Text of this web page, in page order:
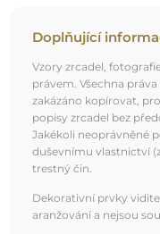
Doplňující
Vzory zrcadel,
právem. Všechna
zakázáno kopírovat,
popisy zrcadel bez
Jakékoli neoprávněné
duševnímu vlastnictví
trestný čin.
Dekorativní prvky
aranžování a nejsou